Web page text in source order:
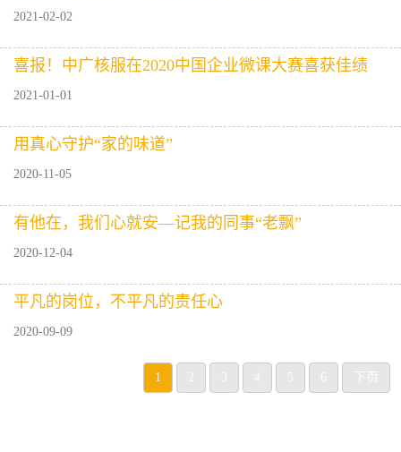
2021-02-02
喜报！中广核服在2020中国企业微课大赛喜获佳绩
2021-01-01
用真心守护“家的味道”
2020-11-05
有他在，我们心就安—记我的同事“老飘”
2020-12-04
平凡的岗位，不平凡的责任心
2020-09-09
1 2 4 5 6 下页